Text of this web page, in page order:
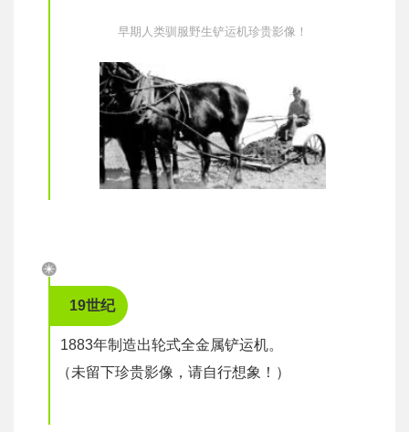
早期人类驯服野生铲运机珍贵影像！
19世纪
1883年制造出轮式全金属铲运机。
（未留下珍贵影像，请自行想象！）